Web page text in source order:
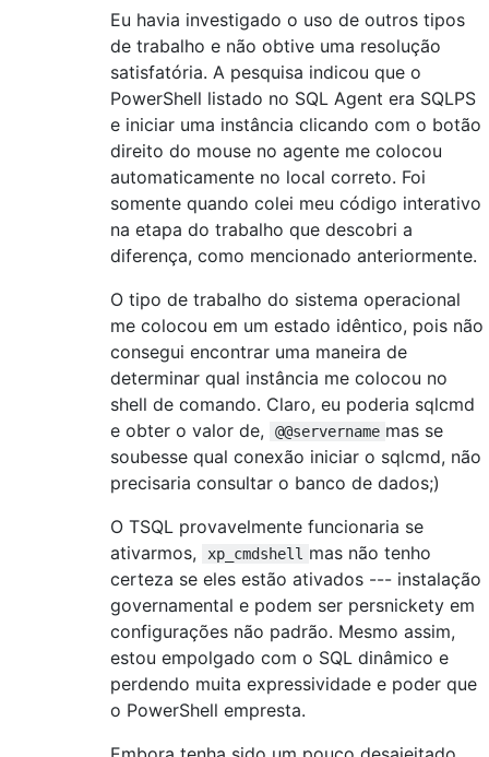
Eu havia investigado o uso de outros tipos
de trabalho e não obtive uma resolução
satisfatória. A pesquisa indicou que o
PowerShell listado no SQL Agent era SQLPS
e iniciar uma instância clicando com o botão
direito do mouse no agente me colocou
automaticamente no local correto. Foi
somente quando colei meu código interativo
na etapa do trabalho que descobri a
diferença, como mencionado anteriormente.
O tipo de trabalho do sistema operacional
me colocou em um estado idêntico, pois não
consegui encontrar uma maneira de
determinar qual instância me colocou no
shell de comando. Claro, eu poderia sqlcmd
e obter o valor de,
@@servername mas se
soubesse qual conexão iniciar o sqlcmd, não
precisaria consultar o banco de dados;)
O TSQL provavelmente funcionaria se
ativarmos,
xp_cmdshell mas não tenho
certeza se eles estão ativados --- instalação
governamental e podem ser persnickety em
configurações não padrão. Mesmo assim,
estou empolgado com o SQL dinâmico e
perdendo muita expressividade e poder que
o PowerShell empresta.